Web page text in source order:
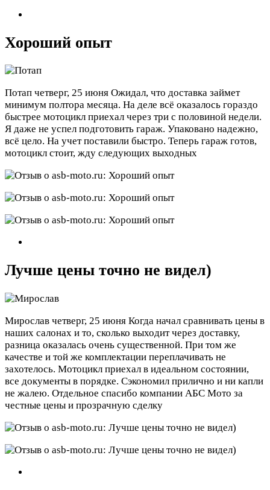
Хороший опыт
Потап четверг, 25 июня Ожидал, что доставка займет
минимум полтора месяца. На деле всё оказалось гораздо
быстрее мотоцикл приехал через три с половиной недели.
Я даже не успел подготовить гараж. Упаковано надежно,
всё цело. На учет поставили быстро. Теперь гараж готов,
мотоцикл стоит, жду следующих выходных
Лучше цены точно не видел)
Мирослав четверг, 25 июня Когда начал сравнивать цены в
наших салонах и то, сколько выходит через доставку,
разница оказалась очень существенной. При том же
качестве и той же комплектации переплачивать не
захотелось. Мотоцикл приехал в идеальном состоянии,
все документы в порядке. Сэкономил прилично и ни капли
не жалею. Отдельное спасибо компании АБС Мото за
честные цены и прозрачную сделку